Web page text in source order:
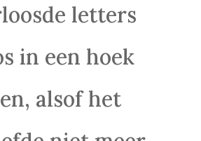
letters
in een hoek
alsof het